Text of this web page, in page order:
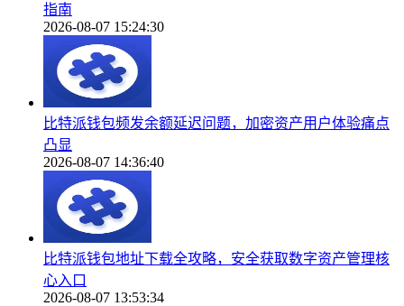
指南
2026-08-07 15:24:30
比特派钱包频发余额延迟问题，加密资产用户体验痛点
凸显
2026-08-07 14:36:40
比特派钱包地址下载全攻略，安全获取数字资产管理核
心入口
2026-08-07 13:53:34